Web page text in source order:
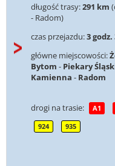
długość trasy:291 km
- Radom)
czas przejazdu:3
główne miejscowości:
Bytom - Piekary
Kamienna - Radom
drogi na trasie: A1
924 935